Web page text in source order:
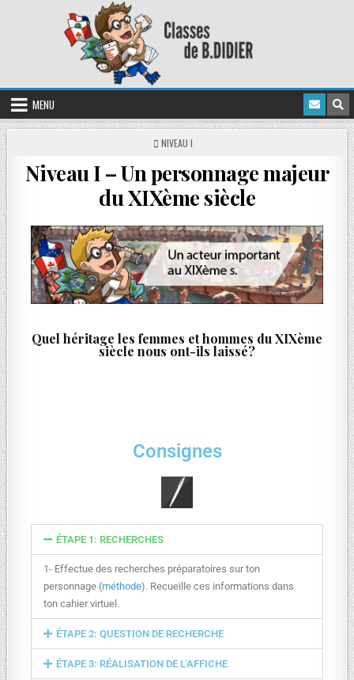
MENU
NIVEAU I
Niveau I – Un personnage majeur
du XIXème siècle
Quel héritage les femmes et hommes du XIXème
siècle nous ont-ils laissé?
Consignes
ÉTAPE 1: RECHERCHES
1- Effectue des recherches préparatoires sur ton
personnage (méthode). Recueille ces informations dans
ton cahier virtuel.
ÉTAPE 2: QUESTION DE RECHERCHE
ÉTAPE 3: RÉALISATION DE L'AFFICHE